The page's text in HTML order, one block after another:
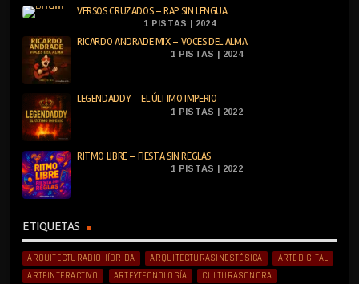
VERSOS CRUZADOS – RAP SIN LENGUA
1 PISTAS | 2024
RICARDO ANDRADE MIX – VOCES DEL ALMA
1 PISTAS | 2024
LEGENDADDY – EL ÚLTIMO IMPERIO
1 PISTAS | 2022
RITMO LIBRE – FIESTA SIN REGLAS
1 PISTAS | 2022
ETIQUETAS
ARQUITECTURABIOHÍBRIDA ARQUITECTURASINESTÉSICA
ARTEDIGITAL
ARTEINTERACTIVO
ARTEYTECNOLOGÍA
CULTURASONORA